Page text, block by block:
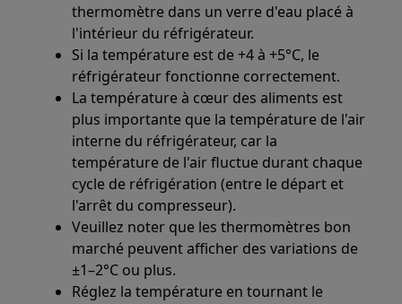
thermomètre dans un verre d'eau placé à
l'intérieur du réfrigérateur.
Si la température est de +4 à +5°C, le
réfrigérateur fonctionne correctement.
La température à cœur des aliments est
plus importante que la température de l'air
interne du réfrigérateur, car la
température de l'air fluctue durant chaque
cycle de réfrigération (entre le départ et
l'arrêt du compresseur).
Veuillez noter que les thermomètres bon
marché peuvent afficher des variations de
±1–2°C ou plus.
Réglez la température en tournant le